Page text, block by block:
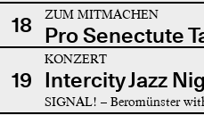
18 ZUM MITMACHEN
Pro Senectute
19
KONZERT
Intercity Jazz
SIGNAL! – Beromünster